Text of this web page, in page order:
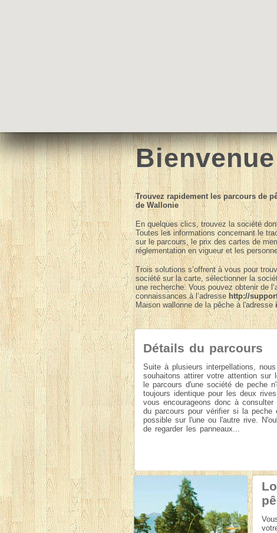
Bienvenue
Trouvez rapidement les parcours de
de Wallonie
En quelques clics, trouvez la société
Toutes les informations concernant le
sur le parcours, le prix des cartes de
réglementation en vigueur et les
Trois solutions s’offrent à vous pour
société sur la carte, sélectionner la
une recherche. Vous pouvez obtenir de
connaissances à l’adresse http://
Maison wallonne de la pêche à l'adresse
Détails du parcours
Suite à plusieurs interpellations, nous
souhaitons attirer votre attention sur
le parcours d'une société de peche
toujours identique pour les deux
vous encourageons donc à consulter
du parcours pour vérifier si la peche
possible sur l'une ou l'autre rive.
de regarder les panneaux...